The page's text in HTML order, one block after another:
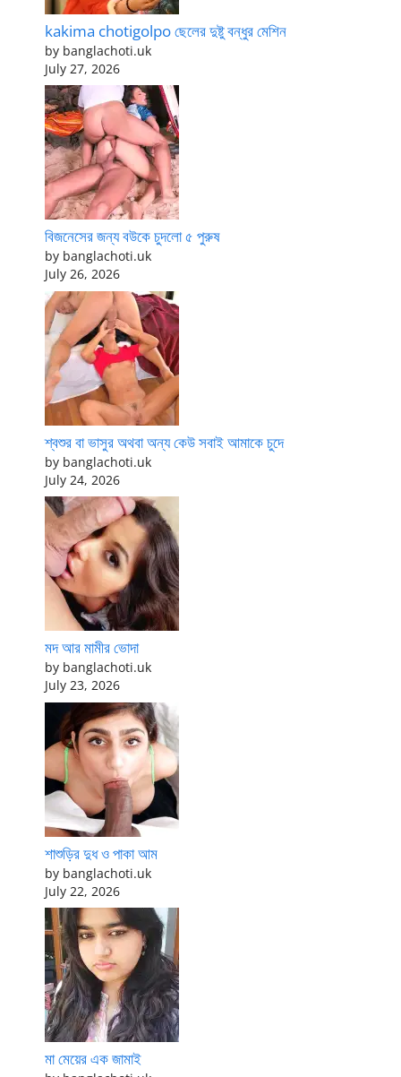
kakima chotigolpo ছেলের দুষ্টু বন্ধুর মেশিন
by banglachoti.uk
July 27, 2026
বিজনেসের জন্য বউকে চুদলো ৫ পুরুষ
by banglachoti.uk
July 26, 2026
শ্বশুর বা ভাসুর অথবা অন্য কেউ সবাই আমাকে চুদে
by banglachoti.uk
July 24, 2026
মদ আর মামীর ভোদা
by banglachoti.uk
July 23, 2026
শাশুড়ির দুধ ও পাকা আম
by banglachoti.uk
July 22, 2026
মা মেয়ের এক জামাই